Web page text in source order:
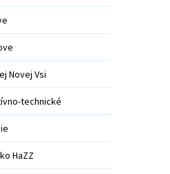
Novej Vsi
technické
HaZZ